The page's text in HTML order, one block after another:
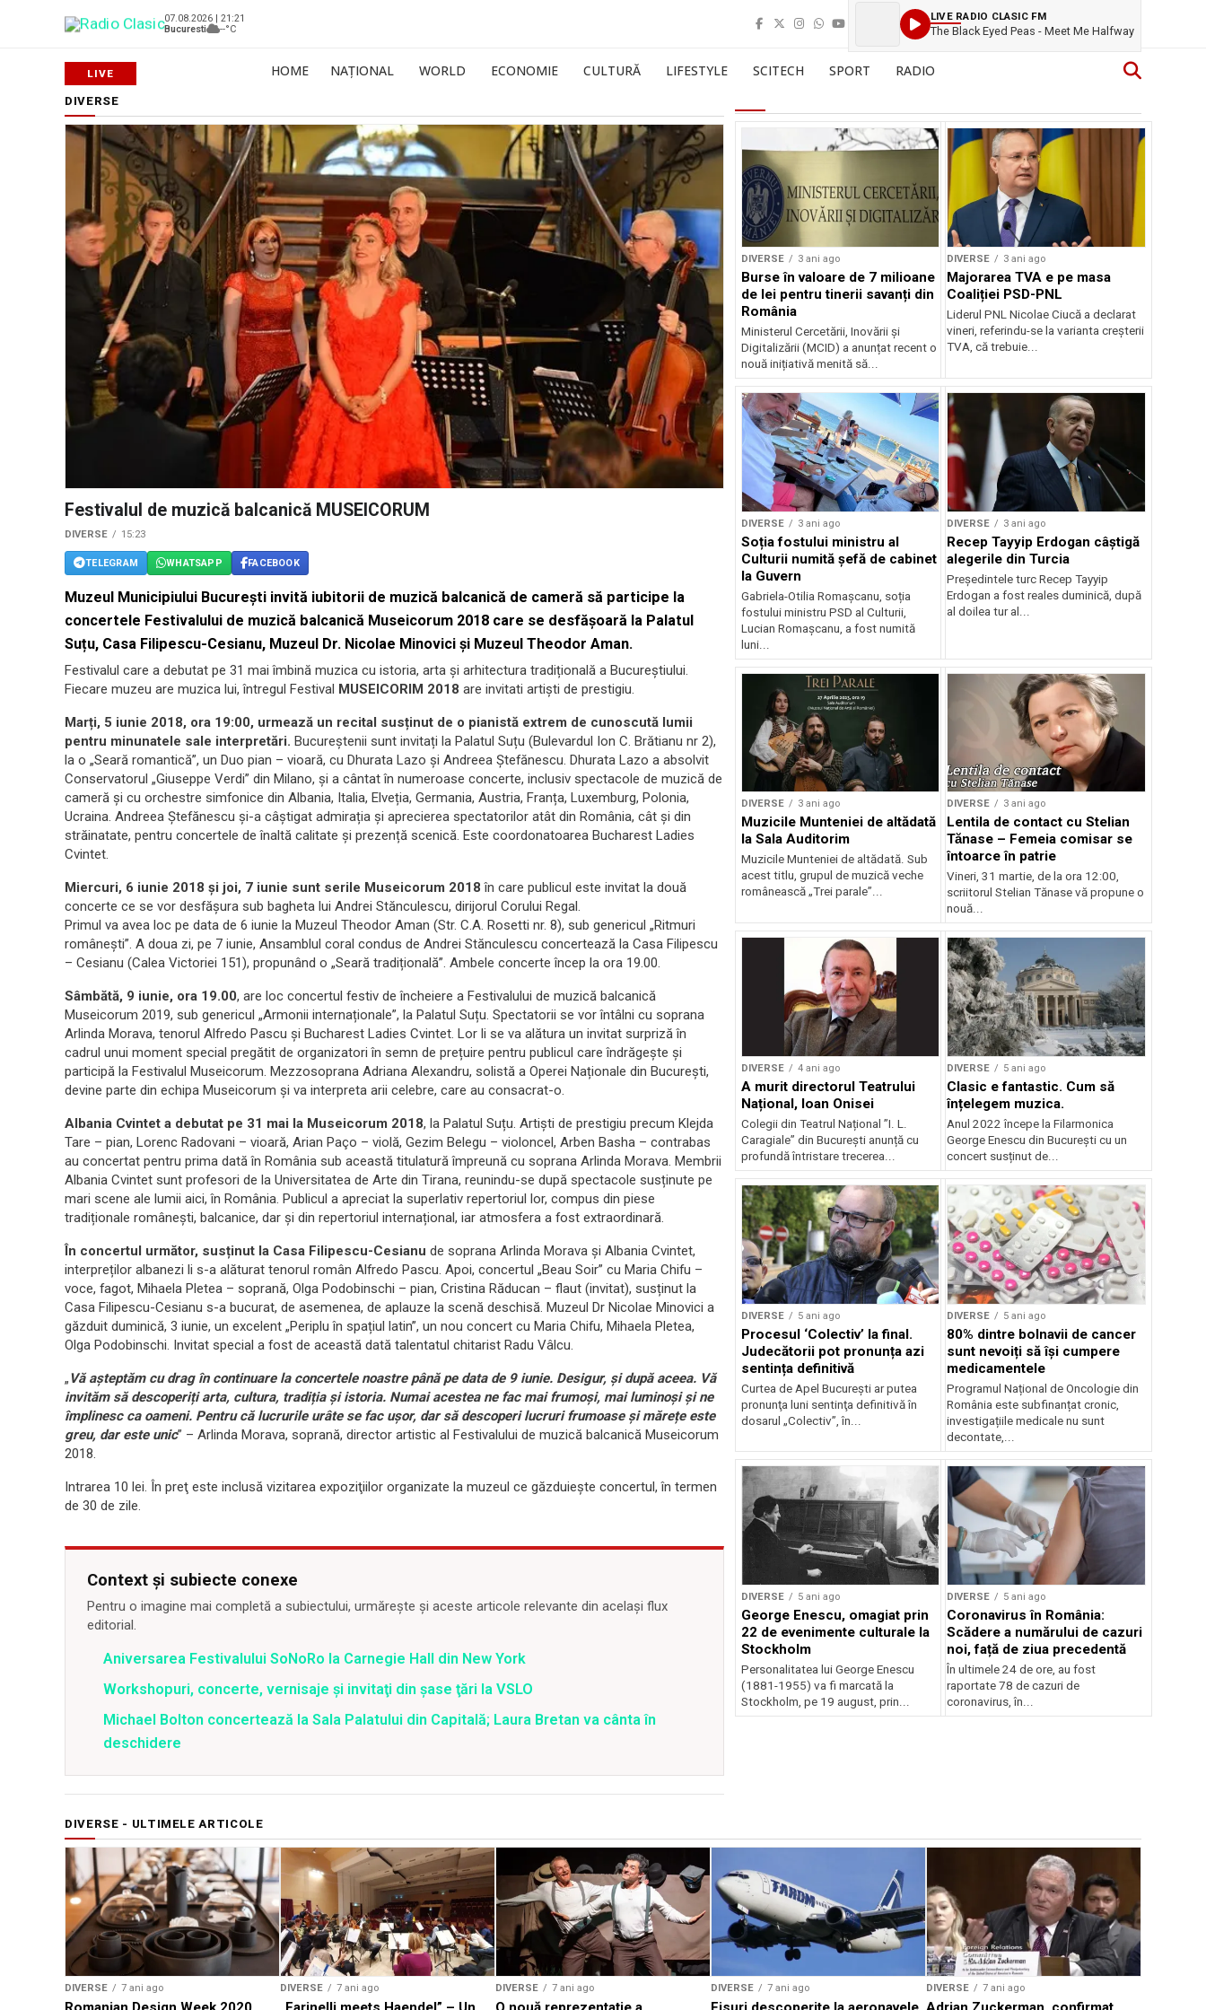
07.08.2026 | 21:21
Bucuresti
--°C
LIVE RADIO CLASIC FM
The Black Eyed Peas - Meet Me Halfway
HOME NAȚIONAL WORLD ECONOMIE CULTURĂ LIFESTYLE SCITECH SPORT RADIO
DIVERSE
Festivalul de muzică balcanică MUSEICORUM
DIVERSE 15:23
TELEGRAM WHATSAPP FACEBOOK
Muzeul Municipiului București invită iubitorii de muzică balcanică de cameră să participe la
concertele Festivalului de muzică balcanică Museicorum 2018 care se desfășoară la Palatul
Suțu, Casa Filipescu-Cesianu, Muzeul Dr. Nicolae Minovici și Muzeul Theodor Aman.
Festivalul care a debutat pe 31 mai îmbină muzica cu istoria, arta și arhitectura tradițională a Bucureștiului.
Fiecare muzeu are muzica lui, întregul Festival MUSEICORIM 2018 are invitati artiști de prestigiu.
Marți, 5 iunie 2018, ora 19:00, urmează un recital susținut de o pianistă extrem de cunoscută lumii
pentru minunatele sale interpretări. Bucureștenii sunt invitați la Palatul Suțu (Bulevardul Ion C. Brătianu nr 2),
la o „Seară romantică”, un Duo pian – vioară, cu Dhurata Lazo și Andreea Ștefănescu. Dhurata Lazo a absolvit
Conservatorul „Giuseppe Verdi” din Milano, și a cântat în numeroase concerte, inclusiv spectacole de muzică de
cameră și cu orchestre simfonice din Albania, Italia, Elveția, Germania, Austria, Franța, Luxemburg, Polonia,
Ucraina. Andreea Ștefănescu și-a câștigat admirația și aprecierea spectatorilor atât din România, cât și din
străinatate, pentru concertele de înaltă calitate și prezență scenică. Este coordonatoarea Bucharest Ladies
Cvintet.
Miercuri, 6 iunie 2018 și joi, 7 iunie sunt serile Museicorum 2018 în care publicul este invitat la două
concerte ce se vor desfășura sub bagheta lui Andrei Stănculescu, dirijorul Corului Regal.
Primul va avea loc pe data de 6 iunie la Muzeul Theodor Aman (Str. C.A. Rosetti nr. 8), sub genericul „Ritmuri
românești”. A doua zi, pe 7 iunie, Ansamblul coral condus de Andrei Stănculescu concertează la Casa Filipescu
– Cesianu (Calea Victoriei 151), propunând o „Seară tradițională”. Ambele concerte încep la ora 19.00.
Sâmbătă, 9 iunie, ora 19.00, are loc concertul festiv de încheiere a Festivalului de muzică balcanică
Museicorum 2019, sub genericul „Armonii internaționale”, la Palatul Suțu. Spectatorii se vor întâlni cu soprana
Arlinda Morava, tenorul Alfredo Pascu și Bucharest Ladies Cvintet. Lor li se va alătura un invitat surpriză în
cadrul unui moment special pregătit de organizatori în semn de prețuire pentru publicul care îndrăgește și
participă la Festivalul Museicorum. Mezzosoprana Adriana Alexandru, solistă a Operei Naționale din București,
devine parte din echipa Museicorum și va interpreta arii celebre, care au consacrat-o.
Albania Cvintet a debutat pe 31 mai la Museicorum 2018, la Palatul Suțu. Artiști de prestigiu precum Klejda
Tare – pian, Lorenc Radovani – vioară, Arian Paço – violă, Gezim Belegu – violoncel, Arben Basha – contrabas
au concertat pentru prima dată în România sub această titulatură împreună cu soprana Arlinda Morava. Membrii
Albania Cvintet sunt profesori de la Universitatea de Arte din Tirana, reunindu-se după spectacole susținute pe
mari scene ale lumii aici, în România. Publicul a apreciat la superlativ repertoriul lor, compus din piese
tradiționale românești, balcanice, dar și din repertoriul internațional, iar atmosfera a fost extraordinară.
În concertul următor, susținut la Casa Filipescu-Cesianu de soprana Arlinda Morava și Albania Cvintet,
interpreților albanezi li s-a alăturat tenorul român Alfredo Pascu. Apoi, concertul „Beau Soir” cu Maria Chifu –
voce, fagot, Mihaela Pletea – soprană, Olga Podobinschi – pian, Cristina Răducan – flaut (invitat), susținut la
Casa Filipescu-Cesianu s-a bucurat, de asemenea, de aplauze la scenă deschisă. Muzeul Dr Nicolae Minovici a
găzduit duminică, 3 iunie, un excelent „Periplu în spațiul latin”, un nou concert cu Maria Chifu, Mihaela Pletea,
Olga Podobinschi. Invitat special a fost de această dată talentatul chitarist Radu Vâlcu.
„Vă așteptăm cu drag în continuare la concertele noastre până pe data de 9 iunie. Desigur, și după aceea. Vă
invităm să descoperiți arta, cultura, tradiția și istoria. Numai acestea ne fac mai frumoși, mai luminoși și ne
împlinesc ca oameni. Pentru că lucrurile urâte se fac ușor, dar să descoperi lucruri frumoase și mărețe este
greu, dar este unic” – Arlinda Morava, soprană, director artistic al Festivalului de muzică balcanică Museicorum
2018.
Intrarea 10 lei. În preţ este inclusă vizitarea expoziţiilor organizate la muzeul ce găzduieşte concertul, în termen
de 30 de zile.
Context și subiecte conexe
Pentru o imagine mai completă a subiectului, urmărește și aceste articole relevante din același flux
editorial.
Aniversarea Festivalului SoNoRo la Carnegie Hall din New York
Workshopuri, concerte, vernisaje şi invitaţi din şase ţări la VSLO
Michael Bolton concertează la Sala Palatului din Capitală; Laura Bretan va cânta în
deschidere
DIVERSE 3 ani ago
Burse în valoare de 7 milioane
de lei pentru tinerii savanți din
România
Ministerul Cercetării, Inovării și
Digitalizării (MCID) a anunțat recent o
nouă inițiativă menită să...
DIVERSE 3 ani ago
Majorarea TVA e pe masa
Coaliției PSD-PNL
Liderul PNL Nicolae Ciucă a declarat
vineri, referindu-se la varianta creşterii
TVA, că trebuie...
DIVERSE 3 ani ago
Soția fostului ministru al
Culturii numită șefă de cabinet
la Guvern
Gabriela-Otilia Romașcanu, soția
fostului ministru PSD al Culturii,
Lucian Romașcanu, a fost numită
luni...
DIVERSE 3 ani ago
Recep Tayyip Erdogan câștigă
alegerile din Turcia
Preşedintele turc Recep Tayyip
Erdogan a fost reales duminică, după
al doilea tur al...
DIVERSE 3 ani ago
Muzicile Munteniei de altădată
la Sala Auditorim
Muzicile Munteniei de altădată. Sub
acest titlu, grupul de muzică veche
românească „Trei parale”...
DIVERSE 3 ani ago
Lentila de contact cu Stelian
Tănase – Femeia comisar se
întoarce în patrie
Vineri, 31 martie, de la ora 12:00,
scriitorul Stelian Tănase vă propune o
nouă...
DIVERSE 4 ani ago
A murit directorul Teatrului
Național, Ioan Onisei
Colegii din Teatrul Național ”I. L.
Caragiale” din București anunță cu
profundă întristare trecerea...
DIVERSE 5 ani ago
Clasic e fantastic. Cum să
înțelegem muzica.
Anul 2022 începe la Filarmonica
George Enescu din București cu un
concert susținut de...
DIVERSE 5 ani ago
Procesul ‘Colectiv’ la final.
Judecătorii pot pronunța azi
sentința definitivă
Curtea de Apel Bucureşti ar putea
pronunţa luni sentinţa definitivă în
dosarul „Colectiv”, în...
DIVERSE 5 ani ago
80% dintre bolnavii de cancer
sunt nevoiți să își cumpere
medicamentele
Programul Național de Oncologie din
România este subfinanțat cronic,
investigațiile medicale nu sunt
decontate,...
DIVERSE 5 ani ago
George Enescu, omagiat prin
22 de evenimente culturale la
Stockholm
Personalitatea lui George Enescu
(1881-1955) va fi marcată la
Stockholm, pe 19 august, prin...
DIVERSE 5 ani ago
Coronavirus în România:
Scădere a numărului de cazuri
noi, față de ziua precedentă
În ultimele 24 de ore, au fost
raportate 78 de cazuri de
coronavirus, în...
DIVERSE - ULTIMELE ARTICOLE
DIVERSE 7 ani ago DIVERSE 7 ani ago DIVERSE 7 ani ago DIVERSE 7 ani ago DIVERSE 7 ani ago